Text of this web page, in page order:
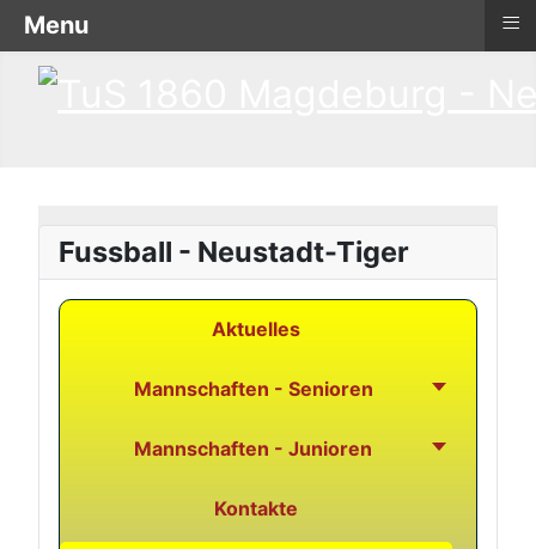
Fussball - Neustadt-Tiger
Aktuelles
Mannschaften - Senioren
Mannschaften - Junioren
Kontakte
Menu ≡